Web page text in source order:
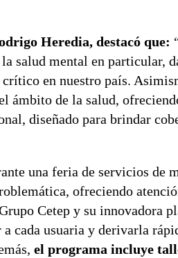
Heredia, destacó que:
salud mental en particular,
en nuestro país.
ámbito de la salud,
diseñado para brindar
una feria de servicios de
ofreciendo
Cetep y su innovadora
usuaria y derivarla
el programa incluye